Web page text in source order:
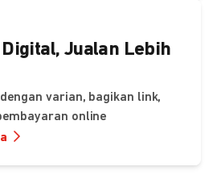
Jualan Lebih
varian, bagikan link,
online